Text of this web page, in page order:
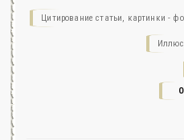
Цитирование статьи, картинки -